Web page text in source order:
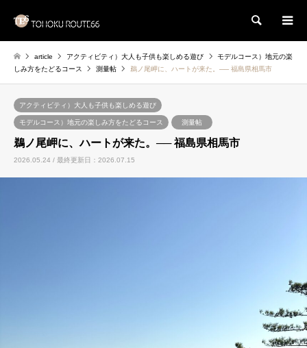
検索
article アクティビティ）大人も子供も楽しめる遊び
モデルコース）地元の楽
しみ方をたどるコース
測量帖 鵜ノ尾岬に、ハートが来た。── 福島県相馬市
アクティビティ）大人も子供も楽しめる遊び
モデルコース）地元の楽しみ方をたどるコース 測量帖
鵜ノ尾岬に、ハートが来た。── 福島県相馬市
2026.05.24 / 最終更新日：2026.07.15